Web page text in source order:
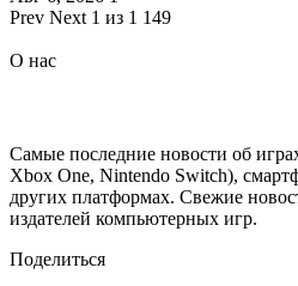
Prev Next 1 из 1 149
О нас
Самые последние новости об
Xbox One, Nintendo Switch),
других платформах. Свежие
издателей компьютерных игр.
Поделиться